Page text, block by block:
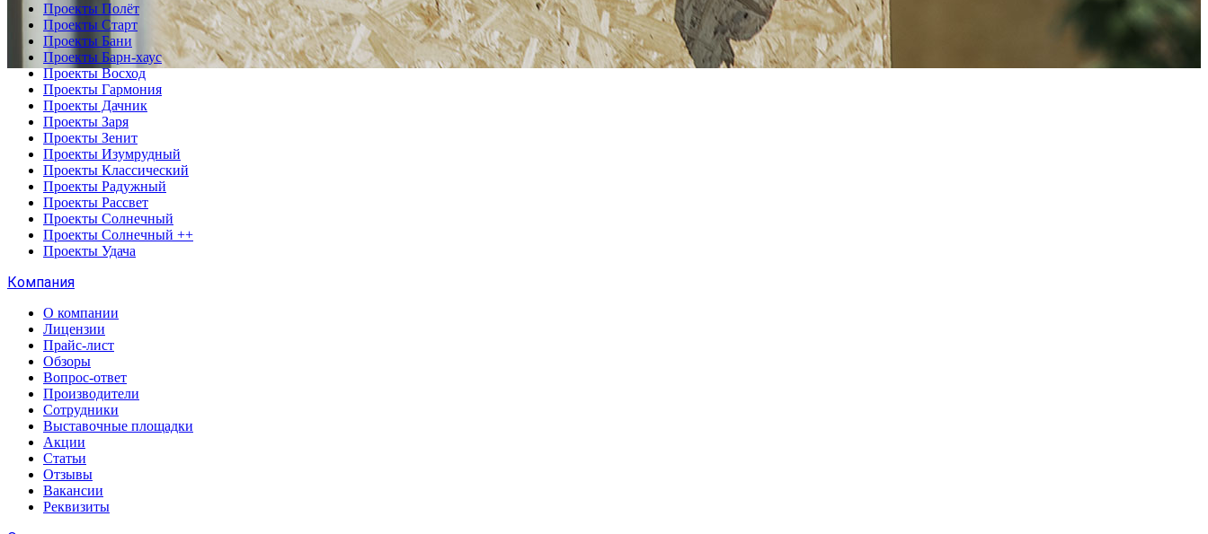
Проекты Полёт
Проекты Старт
Проекты Бани
Проекты Барн-хаус
Проекты Восход
Проекты Гармония
Проекты Дачник
Проекты Заря
Проекты Зенит
Проекты Изумрудный
Проекты Классический
Проекты Радужный
Проекты Рассвет
Проекты Солнечный
Проекты Солнечный ++
Проекты Удача
Компания
О компании
Лицензии
Прайс-лист
Обзоры
Вопрос-ответ
Производители
Сотрудники
Выставочные площадки
Акции
Статьи
Отзывы
Вакансии
Реквизиты